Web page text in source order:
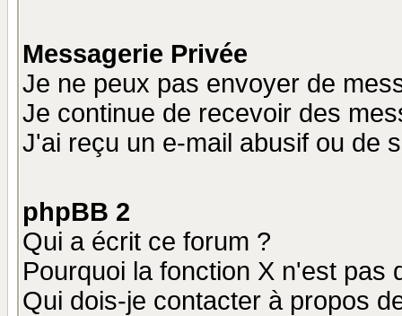
Messagerie Privée
Je ne peux pas envoyer de
Je continue de recevoir des
J'ai reçu un e-mail abusif ou de
phpBB 2
Qui a écrit ce forum ?
Pourquoi la fonction X n'est pas
Qui dois-je contacter à propos